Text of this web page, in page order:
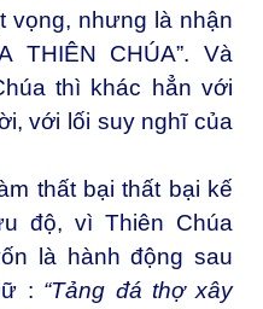
vọng, nhưng là nhận
THIÊN CHÚA”. Và
thì khác hẳn với
với lối suy nghĩ của
thất bại thất bại kế
độ, vì Thiên Chúa
là hành động sau
: “Tảng đá thợ xây